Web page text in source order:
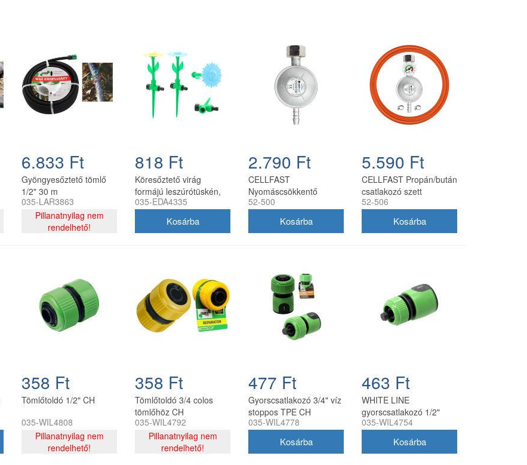
6.833 Ft
Gyöngyesőztető tömlő
1/2" 30 m
szerelvényekkel CH
035-LAR3863
Pillanatnyilag nem
rendelhető!
818 Ft
Köresőztető virág
formájú leszúrótüskén,
CH, 5900779884335
035-EDA4335
2.790 Ft
CELLFAST
Nyomáscsökkentő
szelep
52-500
5.590 Ft
CELLFAST Propán/bután
csatlakozó szett
nyomásmérővel
52-506
358 Ft
Tömlőtoldó 1/2" CH
035-WIL4808
Pillanatnyilag nem
rendelhető!
358 Ft
Tömlőtoldó 3/4 colos
tömlőhöz CH
035-WIL4792
Pillanatnyilag nem
rendelhető!
477 Ft
Gyorscsatlakozó 3/4" víz
stoppos TPE CH
5901292684778
035-WIL4778
463 Ft
WHITE LINE
gyorscsatlakozó 1/2"
stoppos CH
035-WIL4754